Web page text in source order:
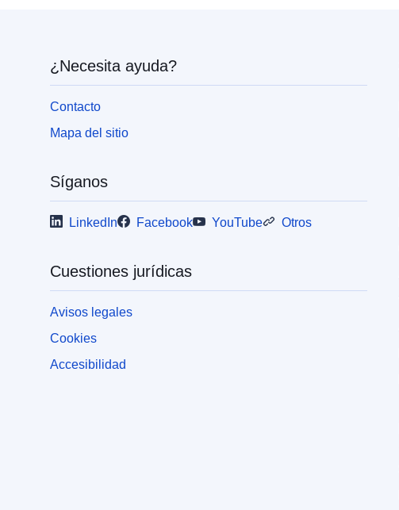
¿Necesita ayuda?
Contacto
Mapa del sitio
Síganos
LinkedIn Facebook YouTube Otros
Cuestiones jurídicas
Avisos legales
Cookies
Accesibilidad